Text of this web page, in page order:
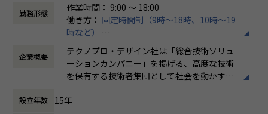
プログラミングの基礎から、システム開発演習まで
■研修期間：約3ヵ月
基礎知識
Javaプログラミング
Spring Boot
勤務形態
作業時間： 9:00 ～ 18:00
働き方： 固定時間制（9時～18時、10時～19
時など）
時間外労働の有無： 有（月平均20時間）
休憩時間： 60分
企業概要
テクノプロ・デザイン社は「総合技術ソリュ
ーションカンパニー」を掲げる、高度な技術
を保有する技術者集団として社会を動かすこ
設立年数 15年